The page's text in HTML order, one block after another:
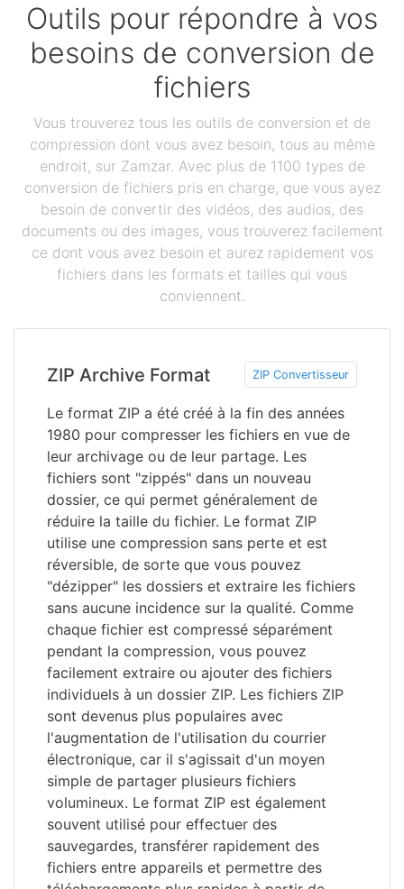
Outils pour répondre à vos
besoins de conversion de
fichiers
Vous trouverez tous les outils de conversion et de
compression dont vous avez besoin, tous au même
endroit, sur Zamzar. Avec plus de 1100 types de
conversion de fichiers pris en charge, que vous ayez
besoin de convertir des vidéos, des audios, des
documents ou des images, vous trouverez facilement
ce dont vous avez besoin et aurez rapidement vos
fichiers dans les formats et tailles qui vous
conviennent.
ZIP Archive Format ZIP Convertisseur
Le format ZIP a été créé à la fin des années
1980 pour compresser les fichiers en vue de
leur archivage ou de leur partage. Les
fichiers sont "zippés" dans un nouveau
dossier, ce qui permet généralement de
réduire la taille du fichier. Le format ZIP
utilise une compression sans perte et est
réversible, de sorte que vous pouvez
"dézipper" les dossiers et extraire les fichiers
sans aucune incidence sur la qualité. Comme
chaque fichier est compressé séparément
pendant la compression, vous pouvez
facilement extraire ou ajouter des fichiers
individuels à un dossier ZIP. Les fichiers ZIP
sont devenus plus populaires avec
l'augmentation de l'utilisation du courrier
électronique, car il s'agissait d'un moyen
simple de partager plusieurs fichiers
volumineux. Le format ZIP est également
souvent utilisé pour effectuer des
sauvegardes, transférer rapidement des
fichiers entre appareils et permettre des